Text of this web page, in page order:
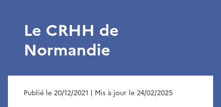
Le CRHH de
Normandie
Publié le 20/12/2021 | Mis à jour le 24/02/2025